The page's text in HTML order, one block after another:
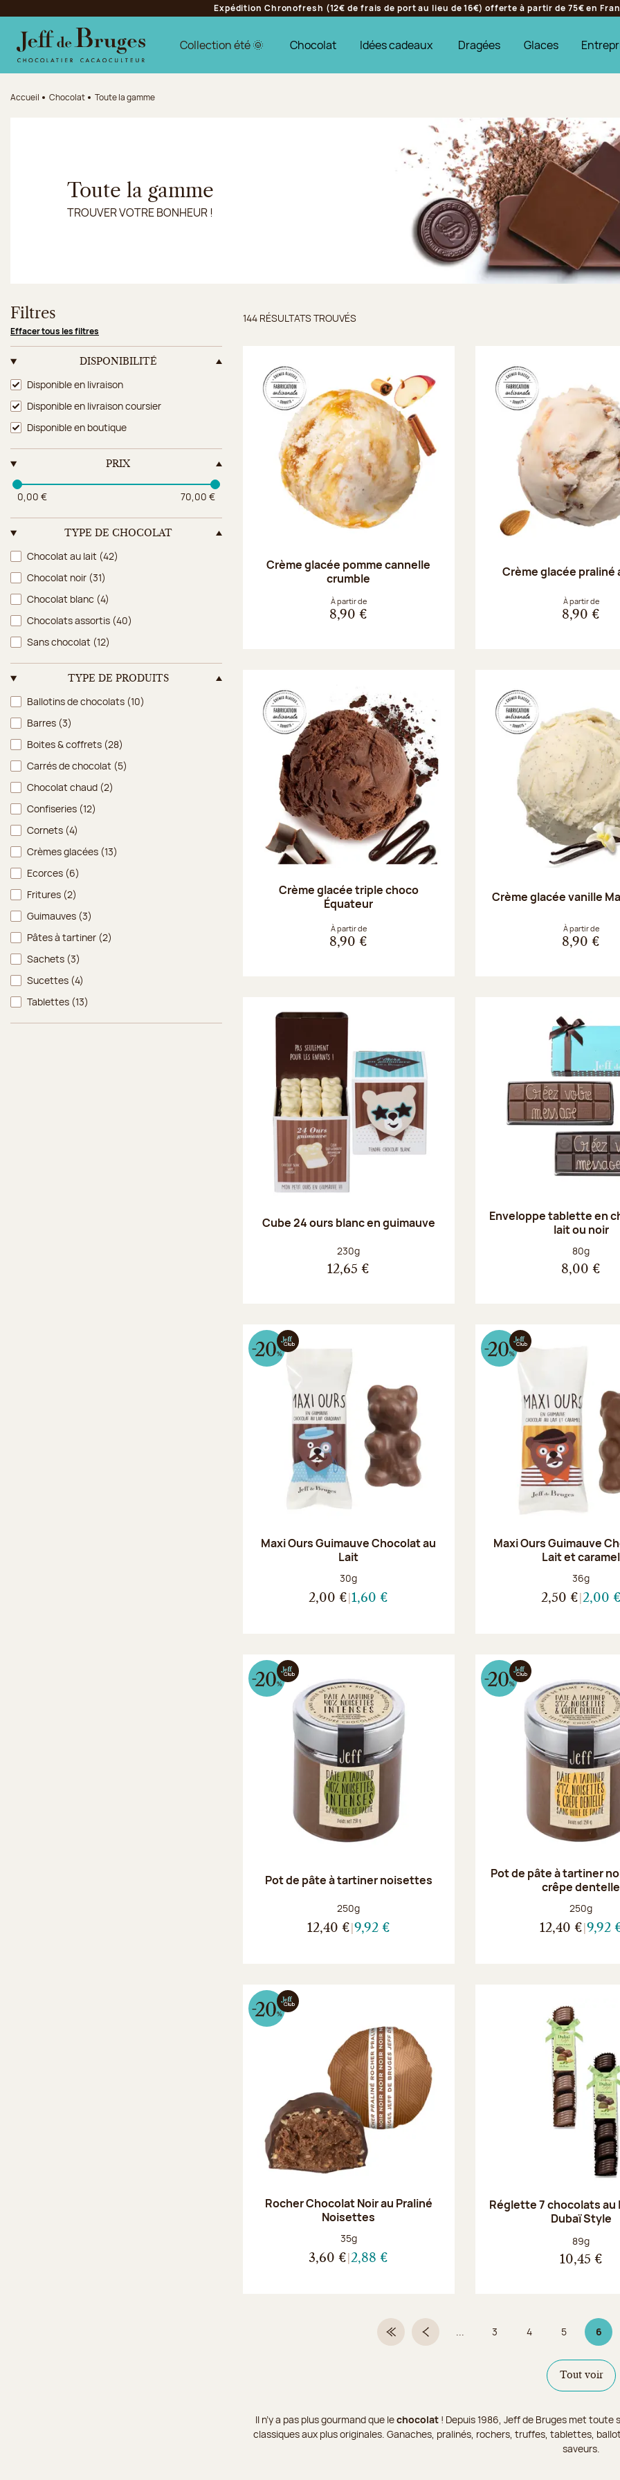
Aller au contenu principal
Aller au pied de page
Expédition Chronofresh (12€ de frais de port au lieu de 16€) offerte à partir de 75€ en
Collection été 🌞 Chocolat Idées cadeaux Dragées Glaces
Accueil Chocolat Toute la gamme
Toute la gamme
TROUVER VOTRE BONHEUR !
Filtres
Effacer tous les filtres
DISPONIBILITÉ
Disponibilité
Disponible en livraison
Disponible en livraison coursier
Disponible en boutique
PRIX
0,00 € 70,00 €
TYPE DE CHOCOLAT
Type de chocolat
Chocolat au lait (42)
Chocolat noir (31)
Chocolat blanc (4)
Chocolats assortis (40)
Sans chocolat (12)
TYPE DE PRODUITS
Type de produits
Ballotins de chocolats (10)
Barres (3)
Boites & coffrets (28)
Carrés de chocolat (5)
Chocolat chaud (2)
Confiseries (12)
Cornets (4)
Crèmes glacées (13)
Ecorces (6)
Fritures (2)
Guimauves (3)
Pâtes à tartiner (2)
Sachets (3)
Sucettes (4)
Tablettes (13)
Résultats trouvés
144 RÉSULTATS TROUVÉS
Crème glacée pomme cannelle
crumble
À partir de
8,90 €
Crème glacée praliné
À partir de
8,90 €
Crème glacée triple choco
Équateur
À partir de
8,90 €
Crème glacée vanille
À partir de
8,90 €
Cube 24 ours blanc en guimauve
Poids net :
230g
12,65 €
Enveloppe tablette en
lait ou noir
Poids net :
80g
8,00 €
Maxi Ours Guimauve Chocolat au
Lait
Poids net :
30g
2,00 € 1,60 €
Maxi Ours Guimauve
Lait et caramel
Poids net :
36g
2,50 € 2,00 €
Pot de pâte à tartiner noisettes
Poids net :
250g
12,40 € 9,92 €
Pot de pâte à tartiner
crêpe dentelle
Poids net :
250g
12,40 € 9,92
Rocher Chocolat Noir au Praliné
Noisettes
Poids net :
35g
3,60 € 2,88 €
Réglette 7 chocolats au
Dubaï Style
Poids net :
89g
10,45 €
Première pagePage précédente
... Page
3 Page
4 Page
5 6Page
Tout voir
Il n’y a pas plus gourmand que lechocolat! Depuis 1986, Jeff de Bruges met toute
classiques aux plus originales. Ganaches, pralinés, rochers, truffes, tablettes,
saveurs.